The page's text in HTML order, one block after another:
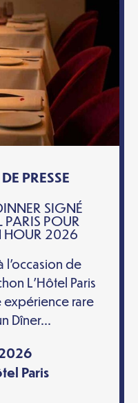
PRESSE
SIGNÉ
PARIS POUR
HOUR 2026
l’occasion de
L’Hôtel Paris
expérience rare
Dîner...
Paris